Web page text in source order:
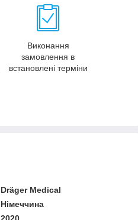
Виконання
замовлення в
встановлені терміни
Dräger Medical
Німеччина